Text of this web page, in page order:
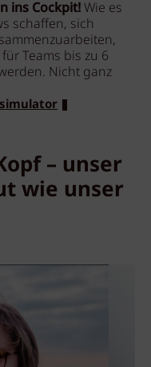
ins Cockpit!Wie es
schaffen, sich
Teams bis zu 6
Nicht ganz
– unser
wie unser